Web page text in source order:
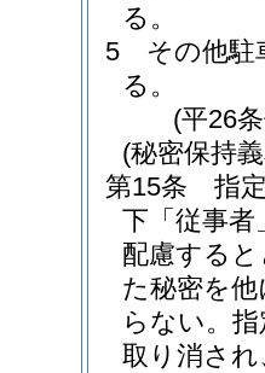
る。
5
その他駐
る。
(平26
(秘密保持
第15条
指
下「従事
配慮する
た秘密を
らない。 指
取り消さ